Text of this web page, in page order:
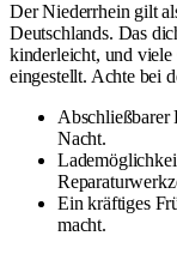
Der Niederrhein gilt
Deutschlands. Das
kinderleicht, und viele
eingestellt. Achte bei
Abschließbarer
Nacht.
Ein kräftiges
macht.